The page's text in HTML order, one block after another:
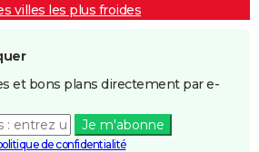
villes les plus froides
et bons plans directement par e-
Je m'abonne
de confidentialité